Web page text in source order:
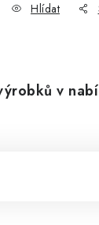
Hlídat
v